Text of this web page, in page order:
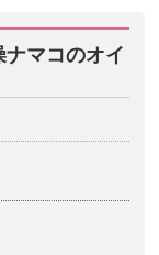
マコのオイ